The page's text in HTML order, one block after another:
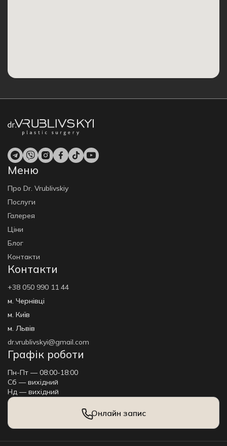
Меню
Про Dr. Vrublivskiy
Послуги
Галерея
Ціни
Блог
Контакти
Контакти
+38 050 990 11 44
м. Чернівці
м. Київ
м. Львів
dr.vrublivskyi@gmail.com
Графік роботи
Пн-Пт — 08:00-18:00
Сб — вихідний
Нд — вихідний
Онлайн запис